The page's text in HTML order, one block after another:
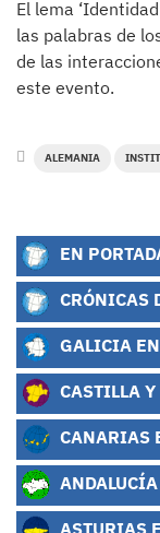
El lema
las palabras de
de las
este evento.
ALEMANIA
EN
CRÓNICAS
GALICIA
CASTILLA
CANARIAS